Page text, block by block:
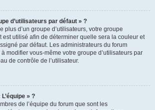
d’utilisateurs par défaut » ?
plus d’un groupe d’utilisateurs, votre groupe
est utilisé afin de déterminer quelle sera la couleur et
par défaut. Les administrateurs du forum
modifier vous-même votre groupe d’utilisateurs par
de contrôle de l’utilisateur.
» ?
de l’équipe du forum que sont les